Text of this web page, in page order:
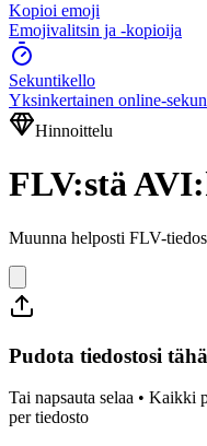
Kopioi emoji
Emojivalitsin ja -kopioija
Sekuntikello
Yksinkertainen online-
Hinnoittelu
FLV:stä
Muunna helposti FLV-
Pudota tiedostosi
Tai napsauta selaa • Kaikki
per tiedosto